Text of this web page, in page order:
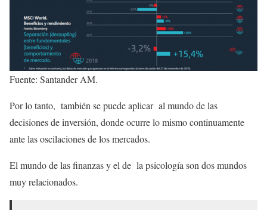
Fuente: Santander AM.
Por lo tanto, también se puede aplicar al mundo de las
decisiones de inversión, donde ocurre lo mismo continuamente
ante las oscilaciones de los mercados.
El mundo de las finanzas y el de la psicología son dos mundos
muy relacionados.